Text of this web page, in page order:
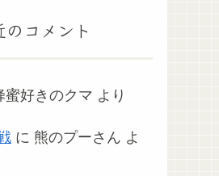
のコメント
蜜好きのクマ より
に 熊のプーさん よ